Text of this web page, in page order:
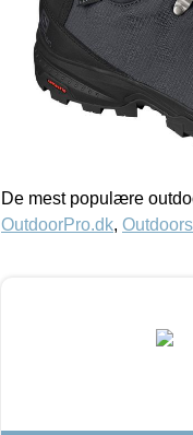
De mest populære
OutdoorPro.dk,